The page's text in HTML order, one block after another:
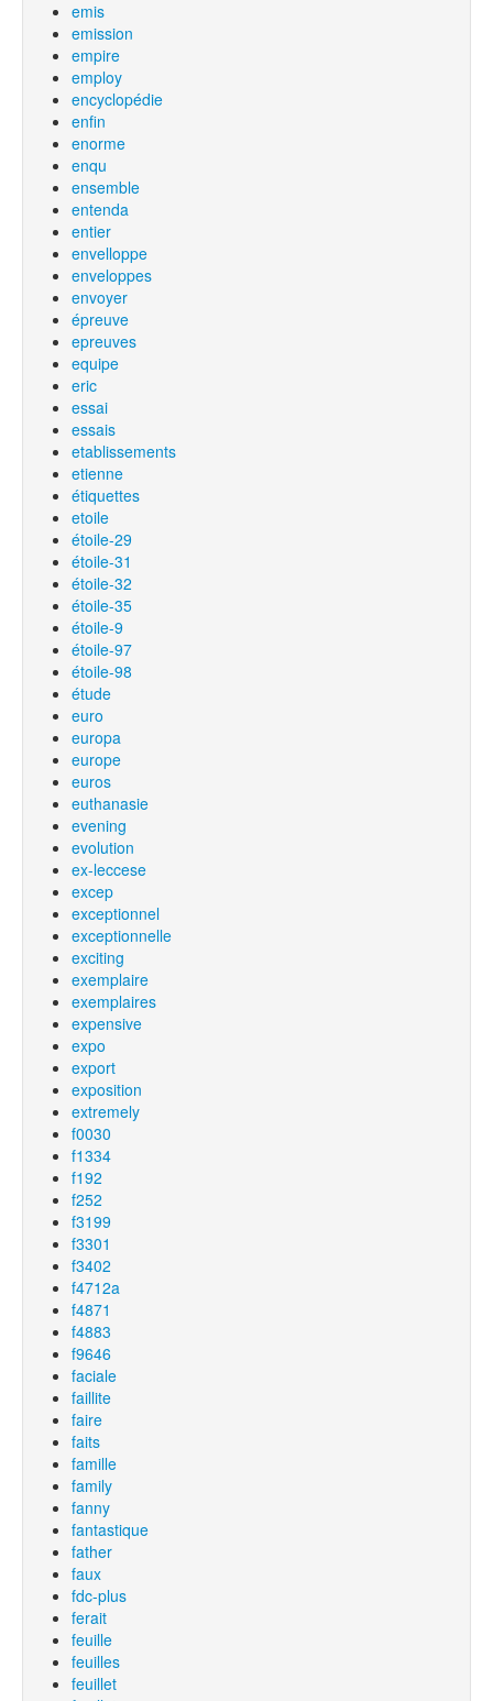
emis
emission
empire
employ
encyclopédie
enfin
enorme
enqu
ensemble
entenda
entier
envelloppe
enveloppes
envoyer
épreuve
epreuves
equipe
eric
essai
essais
etablissements
etienne
étiquettes
etoile
étoile-29
étoile-31
étoile-32
étoile-35
étoile-9
étoile-97
étoile-98
étude
euro
europa
europe
euros
euthanasie
evening
evolution
ex-leccese
excep
exceptionnel
exceptionnelle
exciting
exemplaire
exemplaires
expensive
expo
export
exposition
extremely
f0030
f1334
f192
f252
f3199
f3301
f3402
f4712a
f4871
f4883
f9646
faciale
faillite
faire
faits
famille
family
fanny
fantastique
father
faux
fdc-plus
ferait
feuille
feuilles
feuillet